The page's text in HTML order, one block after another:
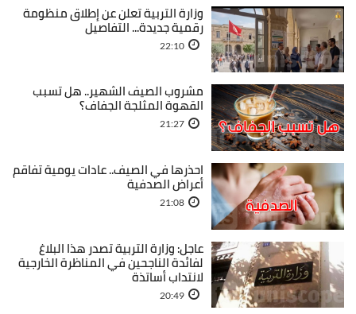
وزارة التربية تعلن عن إطلاق منظومة
رقمية جديدة... التفاصيل
22:10
مشروب الصيف الشهير.. هل تسبب
القهوة المثلجة الجفاف؟
21:27
احذرها في الصيف.. عادات يومية تفاقم
أعراض الصدفية
21:08
عاجل: وزارة التربية تصدر هذا البلاغ
لفائدة الناجحين في المناظرة الخارجية
لانتداب أساتذة
20:49